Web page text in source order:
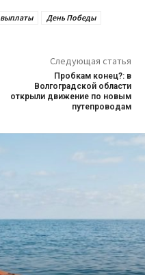
выплаты День Победы
Следующая статья
Пробкам конец?: в
Волгоградской области
открыли движение по новым
путепроводам